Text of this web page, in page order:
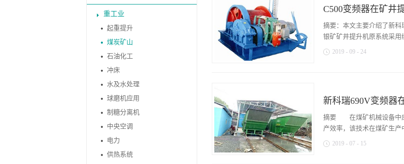
重工业
起重提升
煤炭矿山
石油化工
冲床
水及水处理
球磨机应用
制糖分离机
中央空调
电力
供热系统
C500变频器在矿井
2019 - 09 - 24
摘要：本文主要介绍了新
银矿矿井提升机原系统采
的。矿井提升机被称为“矿
作为矿山的一种重要设备
井绞车电气传动要求 1.
度下降的能力(位能)，因此
新科瑞690V变频器
2019 - 07 - 15
摘要 在煤矿机械设备中应
产效率，该技术在煤矿生